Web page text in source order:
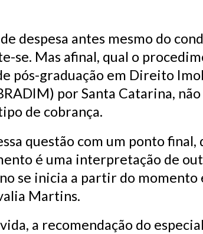
despesa antes mesmo do
se. Mas afinal, qual o
pós-graduação em Direito
por Santa Catarina,
de cobrança.
questão com um ponto final,
é uma interpretação de
se inicia a partir do momento
Martins.
a recomendação do